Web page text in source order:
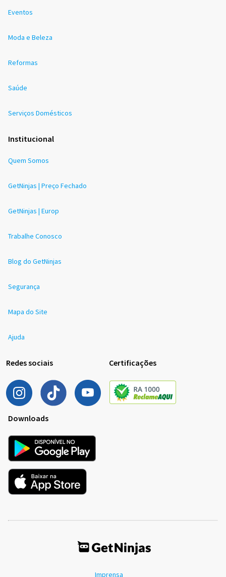
Eventos
Moda e Beleza
Reformas
Saúde
Serviços Domésticos
Institucional
Quem Somos
GetNinjas | Preço Fechado
GetNinjas | Europ
Trabalhe Conosco
Blog do GetNinjas
Segurança
Mapa do Site
Ajuda
Redes sociais Certificações
Downloads
Imprensa